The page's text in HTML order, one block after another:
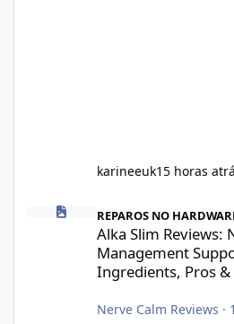
karineeuk15 horas
REPAROS NO
Alka Slim Reviews:
Management
Ingredients, Pros &
Nerve Calm Reviews ·